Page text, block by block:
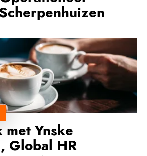
Ynske
Global HR